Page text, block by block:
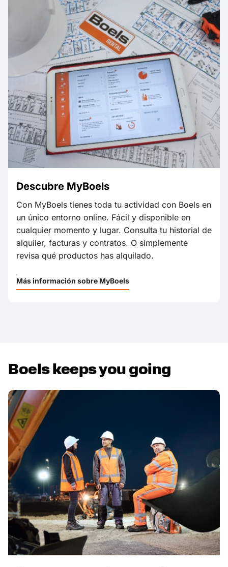
Descubre MyBoels
Con MyBoels tienes toda tu actividad con Boels en
un único entorno online. Fácil y disponible en
cualquier momento y lugar. Consulta tu historial de
alquiler, facturas y contratos. O simplemente
revisa qué productos has alquilado.
Más información sobre MyBoels
Boels keeps you going